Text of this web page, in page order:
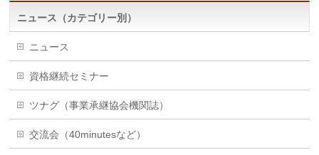
ニュース（カテゴリー別）
ニュース
資格継続セミナー
ツナグ（事業承継協会機関誌）
交流会（40minutesなど）